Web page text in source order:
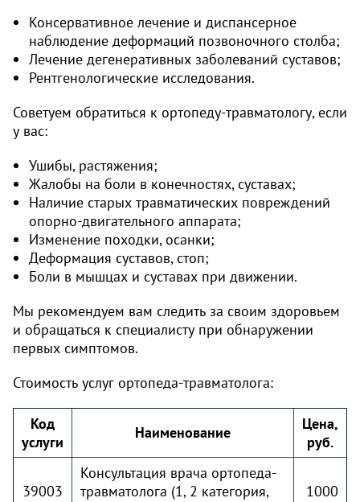
Консервативное лечение и диспансерное
наблюдение деформаций позвоночного столба;
Лечение дегенеративных заболеваний суставов;
Рентгенологические исследования.
Советуем обратиться к ортопеду-травматологу, если
у вас:
Ушибы, растяжения;
Жалобы на боли в конечностях, суставах;
Наличие старых травматических повреждений
опорно-двигательного аппарата;
Изменение походки, осанки;
Деформация суставов, стоп;
Боли в мышцах и суставах при движении.
Мы рекомендуем вам следить за своим здоровьем
и обращаться к специалисту при обнаружении
первых симптомов.
Стоимость услуг ортопеда-травматолога:
Код
услуги
Наименование
Цена,
руб.
39003
Консультация врача ортопеда-
травматолога (1, 2 категория,
1000